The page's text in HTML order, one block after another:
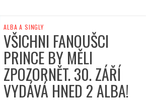
ALBA A SINGLY
VŠICHNI FANOUŠCI
PRINCE BY MĚLI
ZPOZORNĚT. 30. ZÁŘÍ
VYDÁVÁ HNED 2 ALBA!